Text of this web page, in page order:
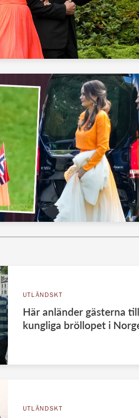
UTLÄNDSKT
Här anländer gästerna till
kungliga bröllopet i
UTLÄNDSKT